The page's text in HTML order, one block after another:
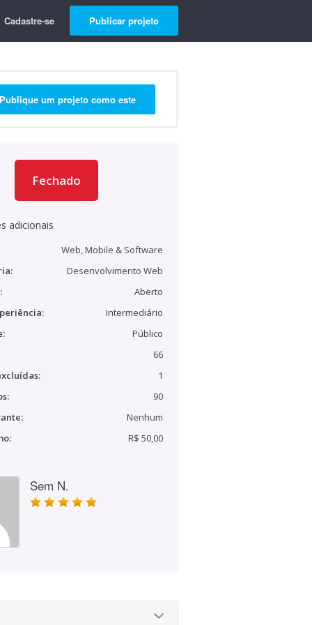
Cadastre-se Publicar projeto
Publique um projeto como este
Fechado
adicionais
Web, Mobile & Software
Desenvolvimento Web
Aberto
Intermediário
Público
66
1
90
Nenhum
R$ 50,00
Sem N.